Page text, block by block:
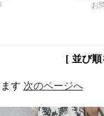
お
[ 並び順
す 次のページへ